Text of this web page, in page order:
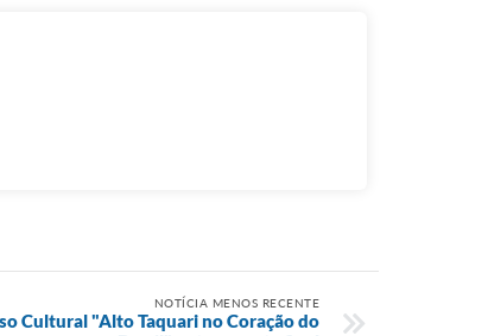
NOTÍCIA MENOS RECENTE
Cultural "Alto Taquari no Coração do